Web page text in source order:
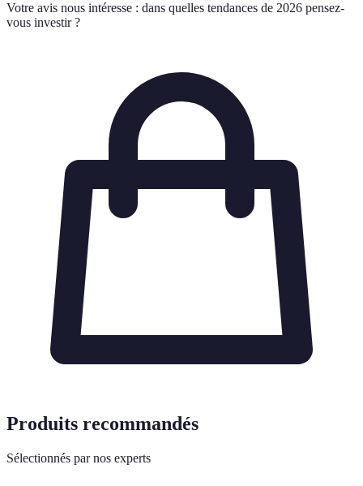
Votre avis nous intéresse : dans quelles tendances de 2026 pensez-
vous investir ?
Produits recommandés
Sélectionnés par nos experts